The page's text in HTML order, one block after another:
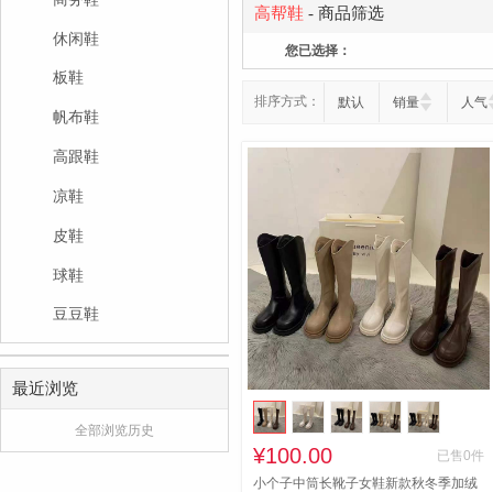
休闲鞋
板鞋
帆布鞋
高跟鞋
凉鞋
皮鞋
球鞋
豆豆鞋
最近浏览
全部浏览历史
高帮鞋 - 商品筛选
您已选择：
排序方式： 默认 销量 人气
¥100.00
已售0件
小个子中筒长靴子女鞋新款秋冬季加绒